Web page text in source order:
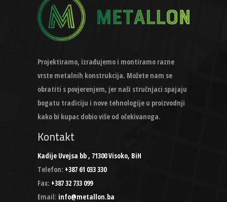
Projektiramo, izrađujemo i montiramo razne
vrste metalnih konstrukcija. Možete nam se
obratiti s povjerenjem, jer naši stručnjaci spajaju
bogatu tradiciju i nove tehnologije u proizvodnji
kako bi kupac dobio više od očekivanoga.
Kontakt
Kadije Uvejsa bb , 71300 Visoko, BiH
Telefon: +387 61 033 330
Fax: +387 32 733 099
Email: info@metallon.ba